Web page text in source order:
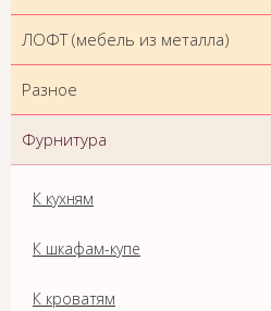
ЛОФТ (мебель из металла)
Разное
Фурнитура
К кухням
К шкафам-купе
К кроватям